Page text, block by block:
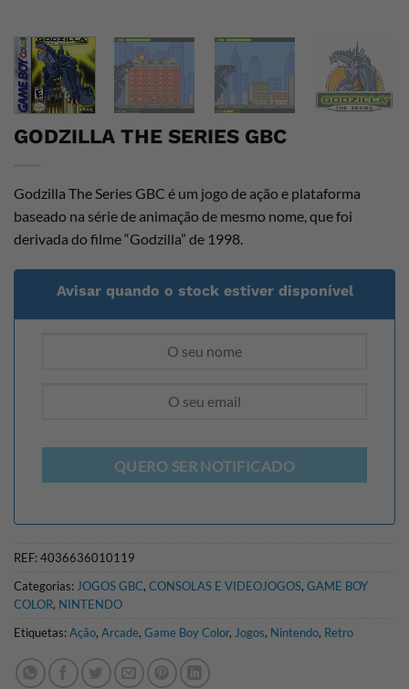
GODZILLA THE SERIES GBC
Godzilla The Series GBC é um jogo de ação e plataforma
baseado na série de animação de mesmo nome, que foi
derivada do filme “Godzilla” de 1998.
Avisar quando o stock estiver disponível
QUERO SER NOTIFICADO
REF:4036636010119
Categorias:JOGOS GBC, CONSOLAS E VIDEOJOGOS, GAME BOY
COLOR, NINTENDO
Etiquetas:Ação, Arcade, Game Boy Color, Jogos, Nintendo, Retro